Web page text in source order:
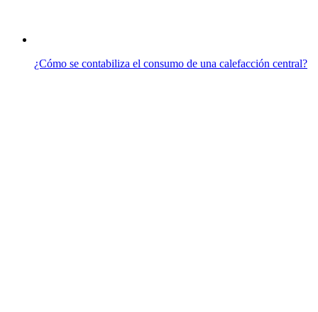
¿Cómo se contabiliza el consumo de una calefacción central?